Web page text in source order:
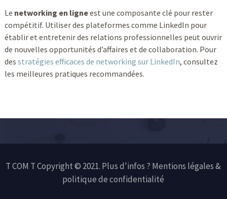
Le networking en ligneest une composante clé pour rester
compétitif. Utiliser des plateformes comme LinkedIn pour
établir et entretenir des relations professionnelles peut ouvrir
de nouvelles opportunités d’affaires et de collaboration. Pour
des stratégies efficaces de networking sur LinkedIn, consultez
les meilleures pratiques recommandées.
T COM T Copyright © 2021. Plus d'infos ? Mentions légales &
politique de confidentialité